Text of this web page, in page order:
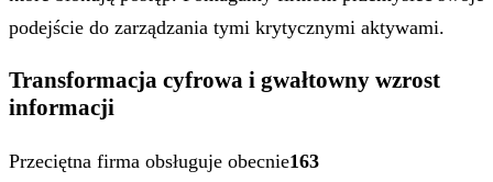
podejście do zarządzania tymi krytycznymi aktywami.
Transformacja cyfrowa i gwałtowny wzrost
informacji
Przeciętna firma obsługuje obecnie163